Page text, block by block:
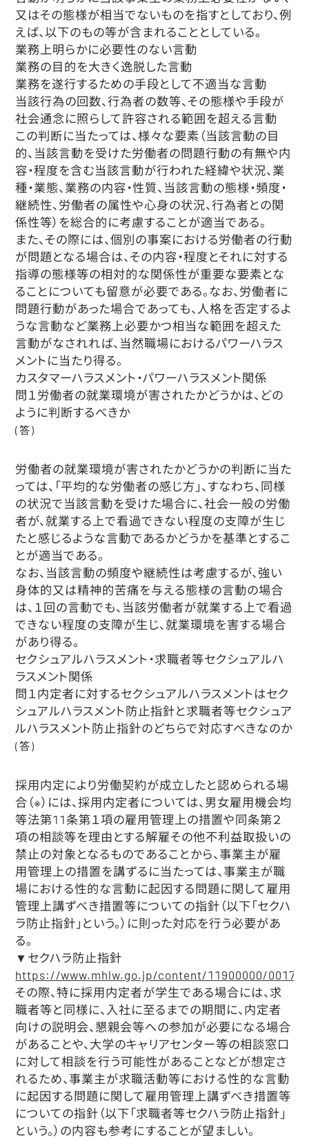
又はその態様が相当でないものを指すとしており、例
えば、以下のもの等が含まれることとしている。
業務上明らかに必要性のない言動
業務の目的を大きく逸脱した言動
業務を遂行するための手段として不適当な言動
当該行為の回数、行為者の数等、その態様や手段が
社会通念に照らして許容される範囲を超える言動
この判断に当たっては、様々な要素（当該言動の目
的、当該言動を受けた労働者の問題行動の有無や内
容・程度を含む当該言動が行われた経緯や状況、業
種・業態、業務の内容・性質、当該言動の態様・頻度・
継続性、労働者の属性や心身の状況、行為者との関
係性等）を総合的に考慮することが適当である。
また、その際には、個別の事案における労働者の行動
が問題となる場合は、その内容・程度とそれに対する
指導の態様等の相対的な関係性が重要な要素とな
ることについても留意が必要である。なお、労働者に
問題行動があった場合であっても、人格を否定するよ
うな言動など業務上必要かつ相当な範囲を超えた
言動がなされれば、当然職場におけるパワーハラス
メントに当たり得る。
カスタマーハラスメント・パワーハラスメント関係
問１労働者の就業環境が害されたかどうかは、どの
ように判断するべきか
(答)
労働者の就業環境が害されたかどうかの判断に当た
っては、「平均的な労働者の感じ方」、すなわち、同様
の状況で当該言動を受けた場合に、社会一般の労働
者が、就業する上で看過できない程度の支障が生じ
たと感じるような言動であるかどうかを基準とするこ
とが適当である。
なお、当該言動の頻度や継続性は考慮するが、強い
身体的又は精神的苦痛を与える態様の言動の場合
は、１回の言動でも、当該労働者が就業する上で看過
できない程度の支障が生じ、就業環境を害する場合
があり得る。
セクシュアルハラスメント・求職者等セクシュアルハ
ラスメント関係
問１内定者に対するセクシュアルハラスメントはセク
シュアルハラスメント防止指針と求職者等セクシュア
ルハラスメント防止指針のどちらで対応すべきなのか
(答)
採用内定により労働契約が成立したと認められる場
合 （※） には、採用内定者については、男女雇用機会均
等法第11条第１項の雇用管理上の措置や同条第２
項の相談等を理由とする解雇その他不利益取扱いの
禁止の対象となるものであることから、事業主が雇
用管理上の措置を講ずるに当たっては、事業主が職
場における性的な言動に起因する問題に関して雇用
管理上講ずべき措置等についての指針（以下「セクハ
ラ防止指針」という。）に則った対応を行う必要があ
る。
▼セクハラ防止指針
https://www.mhlw.go.jp/content/11900000/
その際、特に採用内定者が学生である場合には、求
職者等と同様に、入社に至るまでの期間に、内定者
向けの説明会、懇親会等への参加が必要になる場合
があることや、大学のキャリアセンター等の相談窓口
に対して相談を行う可能性があることなどが想定さ
れるため、事業主が求職活動等における性的な言動
に起因する問題に関して雇用管理上講ずべき措置等
についての指針（以下「求職者等セクハラ防止指針」
という。）の内容も参考にすることが望ましい。